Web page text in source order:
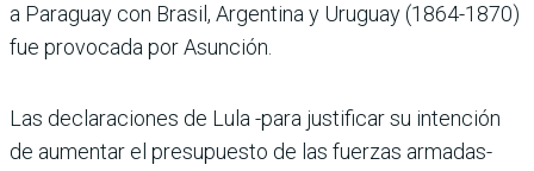
a Paraguay con Brasil, Argentina y Uruguay (1864-1870)
fue provocada por Asunción.
Las declaraciones de Lula -para justificar su intención
de aumentar el presupuesto de las fuerzas armadas-